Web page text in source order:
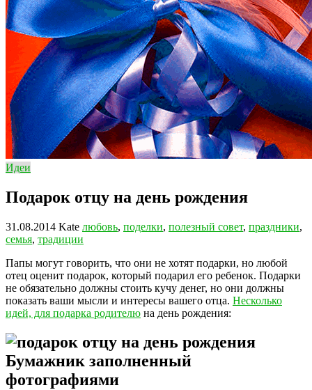
Идеи
Подарок отцу на день рождения
31.08.2014 Kate любовь, поделки, полезный совет, праздники,
семья, традиции
Папы могут говорить, что они не хотят подарки, но любой
отец оценит подарок, который подарил его ребенок. Подарки
не обязательно должны стоить кучу денег, но они должны
показать ваши мысли и интересы вашего отца. Несколько
идей, для подарка родителю на день рождения:
Бумажник заполненный
фотографиями